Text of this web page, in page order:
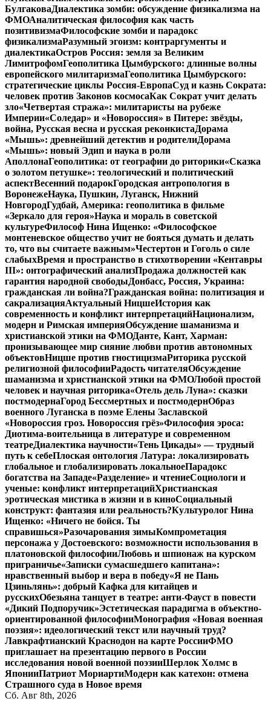
БулгаковаДиалектика зомби: обсуждение физикализма на
ФМОАналитическая философия как часть
позитивизмаФилософские зомби и парадокс
физикализмаРазумный эгоизм: контраргументы и
диалектикаОстров Россия: земля за Великим
ЛимитрофомГеополитика Цымбурского: длинные волны
европейского милитаризмаГеополитика Цымбурского:
стратегические циклы Россия-ЕвропаСуд и казнь Сократа:
человек против Законов космосаКак Сократ учит делать
зло«Четвертая стража»: милитаристы на рубеже
Империи«Соледар» и «Новороссия» в Питере: звёзды,
война, Русская весна и русская реконкистаДорама
«Мышь»: древнейший детектив и родителиДорама
«Мышь»: новый Эдип и наука в роли
АполлонаГеополитика: от географии до риторики«Сказка
о золотом петушке»: теологический и политический
аспектВесенний подарокГородская антропология в
ВоронежеНаука, Пушкин, Луганск, Нижний
НовгородГудбай, Америка: геополитика в фильме
«Зеркало для героя»Наука и мораль в советской
культуреФилософ Нина Ищенко: «Философское
монтеневское общество учит не бояться думать и делать
то, что вы считаете важным»Честертон и Гоголь о силе
слабыхВремя и пространство в стихотворении «Кентавры
III»: онтографический анализПродажа должностей как
гарантия народной свободыДонбасс, Россия, Украина:
гражданская ли война?Гражданская война: политизация и
сакрализацияАктуальный НицшеИстория как
современность и конфликт интерпретацийНационализм,
модерн и Римская империяОбсуждение шаманизма и
христианской этики на ФМОДанте, Кант, Харман:
пронизывающее мир сияние любви против автономных
объектовНицше против гностицизмаРиторика русской
религиозной философииРадость читателяОбсуждение
шаманизма и христианской этики на ФМОЛюбой простой
человек и научная риторика«Отель дель Луна»: сказки
постмодернаГород Бессмертных и постмодернОбраз
военного Луганска в поэме Елены Заславской
«Новороссия гроз. Новороссия грёз»Философия эроса:
Диотима-воительница в литературе и современном
театреДиалектика научности«Тень Цикады» — трудный
путь к себеПлоская онтология Латура: локализировать
глобальное и глобализировать локальноеПарадокс
богатства на Западе«Разделение» и чтениеСоциологи и
ученые: конфликт интерпретацийХристианская
эротическая мистика в жизни и в киноСоциальный
конструкт: фантазия или реальность?Культуролог Нина
Ищенко: «Ничего не бойся. Ты
справишься»Разочарования зимыКомпрометация
персонажа у Достоевского: возможности использования в
платоновской философииЛюбовь и шпионаж на курском
приграничье«Записки сумасшедшего капитана»:
нравственный выбор и вера в победу«Я не Пань
Цзиньлянь»: добрый Кафка для китайцев и
русскихОбезьяна танцует в театре: анти-Фауст в повести
«Дикий Подпоручик»Эстетическая парадигма в объектно-
ориентированной философииМонография «Новая военная
поэзия»: идеологический текст или научный труд?
Лавкрафтианский Краснодон на карте РоссииФМО
приглашает на презентацию первого в России
исследования новой военной поэзииШерлок Холмс в
ЯпонииПатриот МориартиМодерн как катехон: отмена
Страшного суда в Новое время
Сб. Авг 8th, 2026